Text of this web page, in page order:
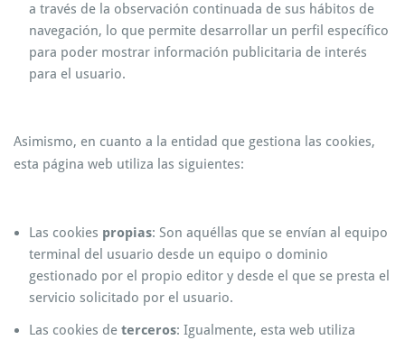
a través de la observación continuada de sus hábitos de
navegación, lo que permite desarrollar un perfil específico
para poder mostrar información publicitaria de interés
para el usuario.
Asimismo, en cuanto a la entidad que gestiona las cookies,
esta página web utiliza las siguientes:
Las cookies propias: Son aquéllas que se envían al equipo
terminal del usuario desde un equipo o dominio
gestionado por el propio editor y desde el que se presta el
servicio solicitado por el usuario.
Las cookies de terceros: Igualmente, esta web utiliza